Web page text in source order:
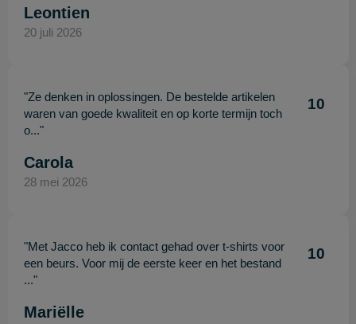
Leontien
20 juli 2026
"Ze denken in oplossingen. De bestelde artikelen
waren van goede kwaliteit en op korte termijn toch
o..."
10
Carola
28 mei 2026
"Met Jacco heb ik contact gehad over t-shirts voor
een beurs. Voor mij de eerste keer en het bestand
..."
10
Mariëlle